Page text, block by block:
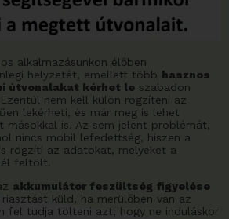
alkalmazásunkon élőben
helyzetét, emellett több hasznos
útvonalakat kérhet le szabadon
nem kell külön rögzíteni az
lekérheti, és már meg is lehet
is. Az sem jelent problémát,
nincs mobil lefedettség, hiszen a
rögzíti az adatokat, melyeket a
feltölt.
akkumulátor feszültség figyelése
küld, ha merülőben van az
fel tudja tölteni azt, hogy ne induláskor